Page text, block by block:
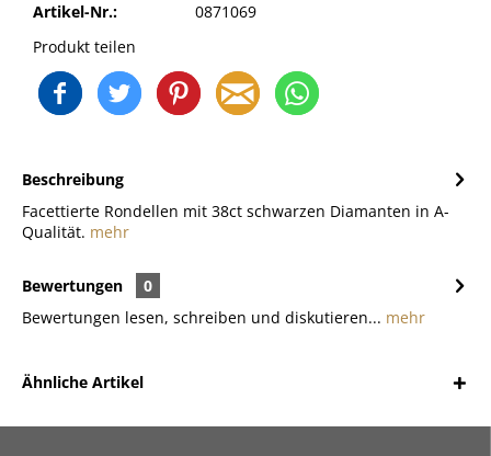
Artikel-Nr.:
0871069
Produkt teilen
Beschreibung
Facettierte Rondellen mit 38ct schwarzen Diamanten in A-
Qualität. mehr
Bewertungen
0
Bewertungen lesen, schreiben und diskutieren... mehr
Ähnliche Artikel